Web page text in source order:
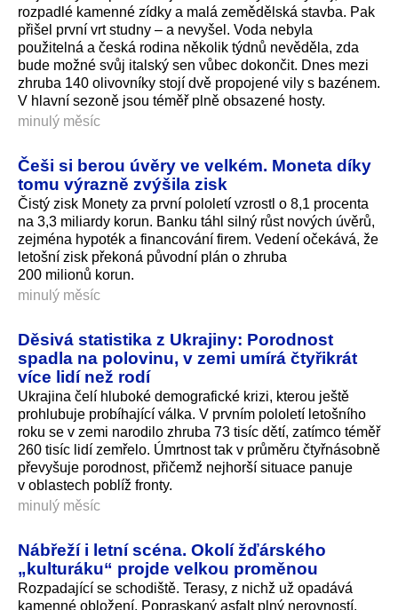
rozpadlé kamenné zídky a malá zemědělská stavba. Pak
přišel první vrt studny – a nevyšel. Voda nebyla
použitelná a česká rodina několik týdnů nevěděla, zda
bude možné svůj italský sen vůbec dokončit. Dnes mezi
zhruba 140 olivovníky stojí dvě propojené vily s bazénem.
V hlavní sezoně jsou téměř plně obsazené hosty.
minulý měsíc
Češi si berou úvěry ve velkém. Moneta díky
tomu výrazně zvýšila zisk
Čistý zisk Monety za první pololetí vzrostl o 8,1 procenta
na 3,3 miliardy korun. Banku táhl silný růst nových úvěrů,
zejména hypoték a financování firem. Vedení očekává, že
letošní zisk překoná původní plán o zhruba
200 milionů korun.
minulý měsíc
Děsivá statistika z Ukrajiny: Porodnost
spadla na polovinu, v zemi umírá čtyřikrát
více lidí než rodí
Ukrajina čelí hluboké demografické krizi, kterou ještě
prohlubuje probíhající válka. V prvním pololetí letošního
roku se v zemi narodilo zhruba 73 tisíc dětí, zatímco téměř
260 tisíc lidí zemřelo. Úmrtnost tak v průměru čtyřnásobně
převyšuje porodnost, přičemž nejhorší situace panuje
v oblastech poblíž fronty.
minulý měsíc
Nábřeží i letní scéna. Okolí žďárského
„kulturáku“ projde velkou proměnou
Rozpadající se schodiště. Terasy, z nichž už opadává
kamenné obložení. Popraskaný asfalt plný nerovností.